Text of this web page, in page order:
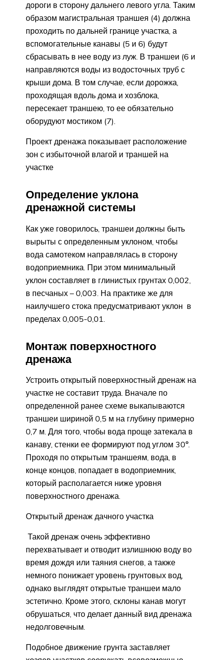
дороги в сторону дальнего левого угла. Таким
образом магистральная траншея (4) должна
проходить по дальней границе участка, а
вспомогательные канавы (5 и 6) будут
сбрасывать в нее воду из луж. В траншеи (6 и
направляются воды из водосточных труб с
крыши дома. В том случае, если дорожка,
проходящая вдоль дома и хозблока,
пересекает траншею, то ее обязательно
оборудуют мостиком (7).
Проект дренажа показывает расположение
зон с избыточной влагой и траншей на
участке
Определение уклона
дренажной системы
Как уже говорилось, траншеи должны быть
вырыты с определенным уклоном, чтобы
вода самотеком направлялась в сторону
водоприемника. При этом минимальный
уклон составляет в глинистых грунтах 0,002,
в песчаных – 0,003. На практике же для
наилучшего стока предусматривают уклон в
пределах 0,005-0,01.
Монтаж поверхностного
дренажа
Устроить открытый поверхностный дренаж на
участке не составит труда. Вначале по
определенной ранее схеме выкапываются
траншеи шириной 0,5 м на глубину примерно
0,7 м. Для того, чтобы вода проще затекала в
канаву, стенки ее формируют под углом 30°.
Проходя по открытым траншеям, вода, в
конце концов, попадает в водоприемник,
который располагается ниже уровня
поверхностного дренажа.
Открытый дренаж дачного участка
Такой дренаж очень эффективно
перехватывает и отводит излишнюю воду во
время дождя или таяния снегов, а также
немного понижает уровень грунтовых вод,
однако выглядят открытые траншеи мало
эстетично. Кроме этого, склоны канав могут
обрушаться, что делает данный вид дренажа
недолговечным.
Подобное движение грунта заставляет